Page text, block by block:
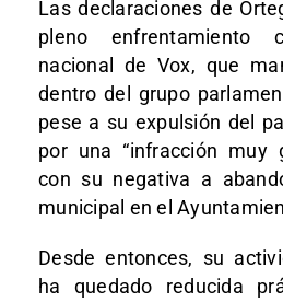
Las declaraciones de
pleno enfrentamiento
nacional de Vox, que
dentro del grupo
pese a su expulsión del
por una “infracción muy
con su negativa a
municipal en el
Desde entonces, su
ha quedado reducida